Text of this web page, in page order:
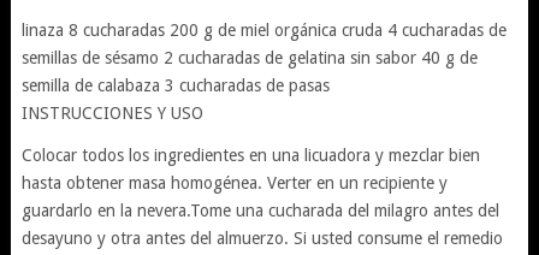
linaza 8 cucharadas 200 g de miel orgánica cruda 4 cucharadas de
semillas de sésamo 2 cucharadas de gelatina sin sabor 40 g de
semilla de calabaza 3 cucharadas de pasas
INSTRUCCIONES Y USO
Colocar todos los ingredientes en una licuadora y mezclar bien
hasta obtener masa homogénea. Verter en un recipiente y
guardarlo en la nevera.Tome una cucharada del milagro antes del
desayuno y otra antes del almuerzo. Si usted consume el remedio